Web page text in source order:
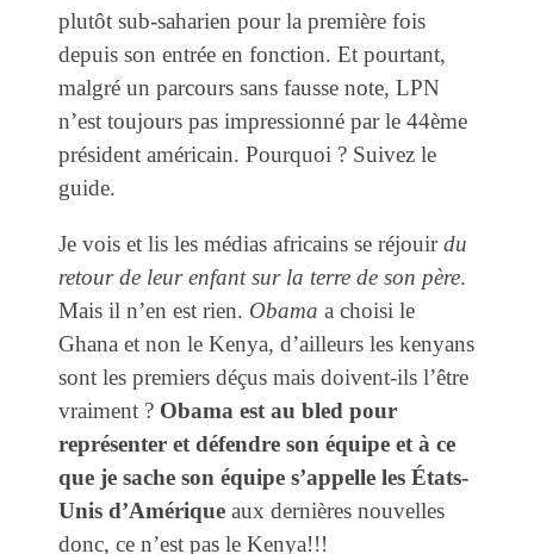
plutôt sub-saharien pour la première fois
depuis son entrée en fonction. Et pourtant,
malgré un parcours sans fausse note, LPN
n’est toujours pas impressionné par le 44ème
président américain. Pourquoi ? Suivez le
guide.
Je vois et lis les médias africains se réjouirdu
retour de leur enfant sur la terre de son père.
Mais il n’en est rien. Obama a choisi le
Ghana et non le Kenya, d’ailleurs les kenyans
sont les premiers déçus mais doivent-ils l’être
vraiment ? Obama est au bled pour
représenter et défendre son équipe et à ce
que je sache son équipe s’appelle les États-
Unis d’Amérique aux dernières nouvelles
donc, ce n’est pas le Kenya!!!